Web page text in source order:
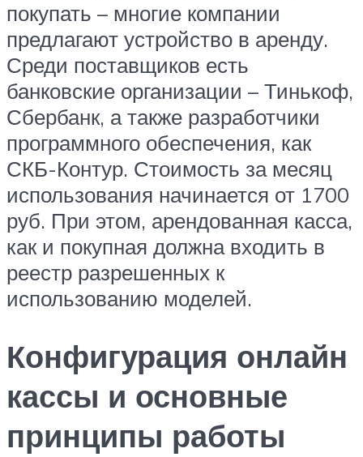
покупать – многие компании
предлагают устройство в аренду.
Среди поставщиков есть
банковские организации – Тинькоф,
Сбербанк, а также разработчики
программного обеспечения, как
СКБ-Контур. Стоимость за месяц
использования начинается от 1700
руб. При этом, арендованная касса,
как и покупная должна входить в
реестр разрешенных к
использованию моделей.
Конфигурация онлайн
кассы и основные
принципы работы